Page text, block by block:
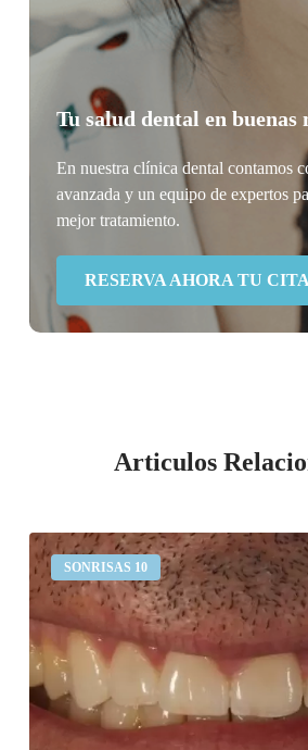
Tu salud dental en buenas
En nuestra clínica dental contamos
avanzada y un equipo de expertos
mejor tratamiento.
RESERVA AHORA TU CITA
Articulos
SONRISAS 10
Desgaste
dental